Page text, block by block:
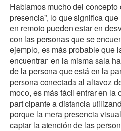
Hablamos mucho del concepto
presencia”, lo que significa
en remoto pueden estar en
con las personas que se
ejemplo, es más probable que
encuentran en la misma sala
de la persona que está en la
persona conectada al altavoz
modo, es más fácil entrar en la
participante a distancia
porque la mera presencia
captar la atención de las